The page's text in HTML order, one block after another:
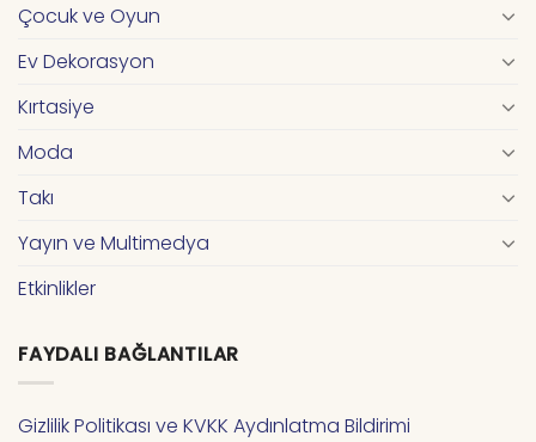
Çocuk ve Oyun
Ev Dekorasyon
Kırtasiye
Moda
Takı
Yayın ve Multimedya
Etkinlikler
FAYDALI BAĞLANTILAR
Gizlilik Politikası ve KVKK Aydınlatma Bildirimi